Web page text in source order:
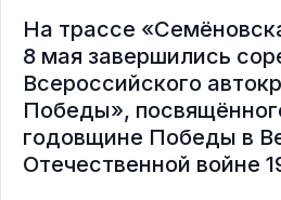
На трассе
8 мая завершились
Всероссийского
Победы»,
годовщине Победы в
Отечественной войне